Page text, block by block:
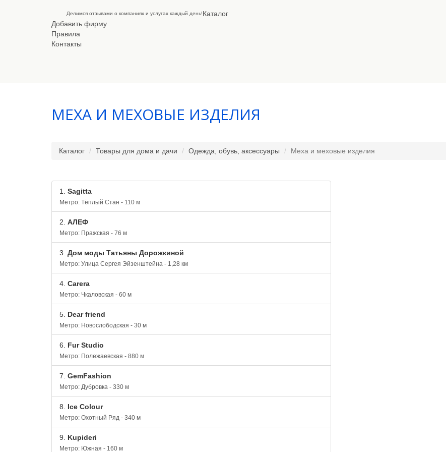
Делимся отзывами о компаниях и услугах каждый день!Каталог
Добавить фирму
Правила
Контакты
МЕХА И МЕХОВЫЕ ИЗДЕЛИЯ
Каталог Товары для дома и дачи Одежда, обувь, аксессуары Меха и меховые изделия
1. Sagitta
Метро: Тёплый Стан - 110 м
2. АЛЕФ
Метро: Пражская - 76 м
3. Дом моды Татьяны Дорожкиной
Метро: Улица Сергея Эйзенштейна - 1,28 км
4. Carera
Метро: Чкаловская - 60 м
5. Dear friend
Метро: Новослободская - 30 м
6. Fur Studio
Метро: Полежаевская - 880 м
7. GemFashion
Метро: Дубровка - 330 м
8. Ice Colour
Метро: Охотный Ряд - 340 м
9. Kupideri
Метро: Южная - 160 м